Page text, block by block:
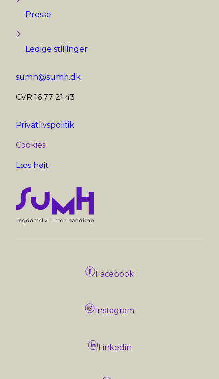
Presse
Ledige stillinger
sumh@sumh.dk
CVR 16 77 21 43
Privatlivspolitik
Cookies
Læs højt
Facebook
Instagram
Linkedin